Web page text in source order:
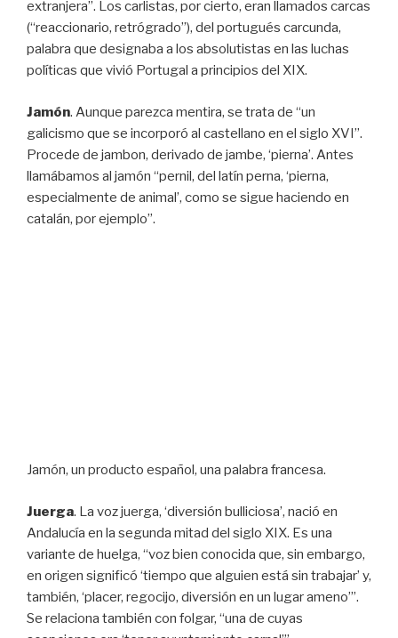
extranjera”. Los carlistas, por cierto, eran llamados carcas
(“reaccionario, retrógrado”), del portugués carcunda,
palabra que designaba a los absolutistas en las luchas
políticas que vivió Portugal a principios del XIX.
Jamón. Aunque parezca mentira, se trata de “un
galicismo que se incorporó al castellano en el siglo XVI”.
Procede de jambon, derivado de jambe, ‘pierna’. Antes
llamábamos al jamón “pernil, del latín perna, ‘pierna,
especialmente de animal’, como se sigue haciendo en
catalán, por ejemplo”.
Jamón, un producto español, una palabra francesa.
Juerga. La voz juerga, ‘diversión bulliciosa’, nació en
Andalucía en la segunda mitad del siglo XIX. Es una
variante de huelga, “voz bien conocida que, sin embargo,
en origen significó ‘tiempo que alguien está sin trabajar’ y,
también, ‘placer, regocijo, diversión en un lugar ameno’”.
Se relaciona también con folgar, “una de cuyas